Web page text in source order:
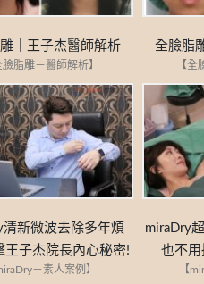
｜王子杰醫師解析
臉脂雕－醫師解析】
全臉脂
【全
清新微波去除多年煩
王子杰院長內心秘密!
－素人案例】
miraDry
也不用
【